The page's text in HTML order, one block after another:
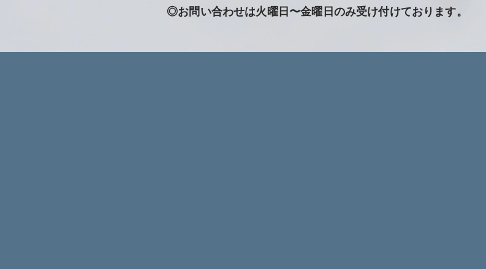
◎お問い合わせは火曜日〜金曜日のみ受け付けております。